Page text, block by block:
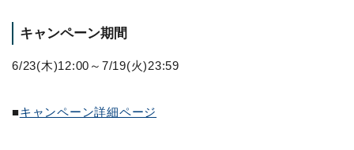
キャンペーン期間
6/23(木)12:00～7/19(火)23:59
■キャンペーン詳細ページ